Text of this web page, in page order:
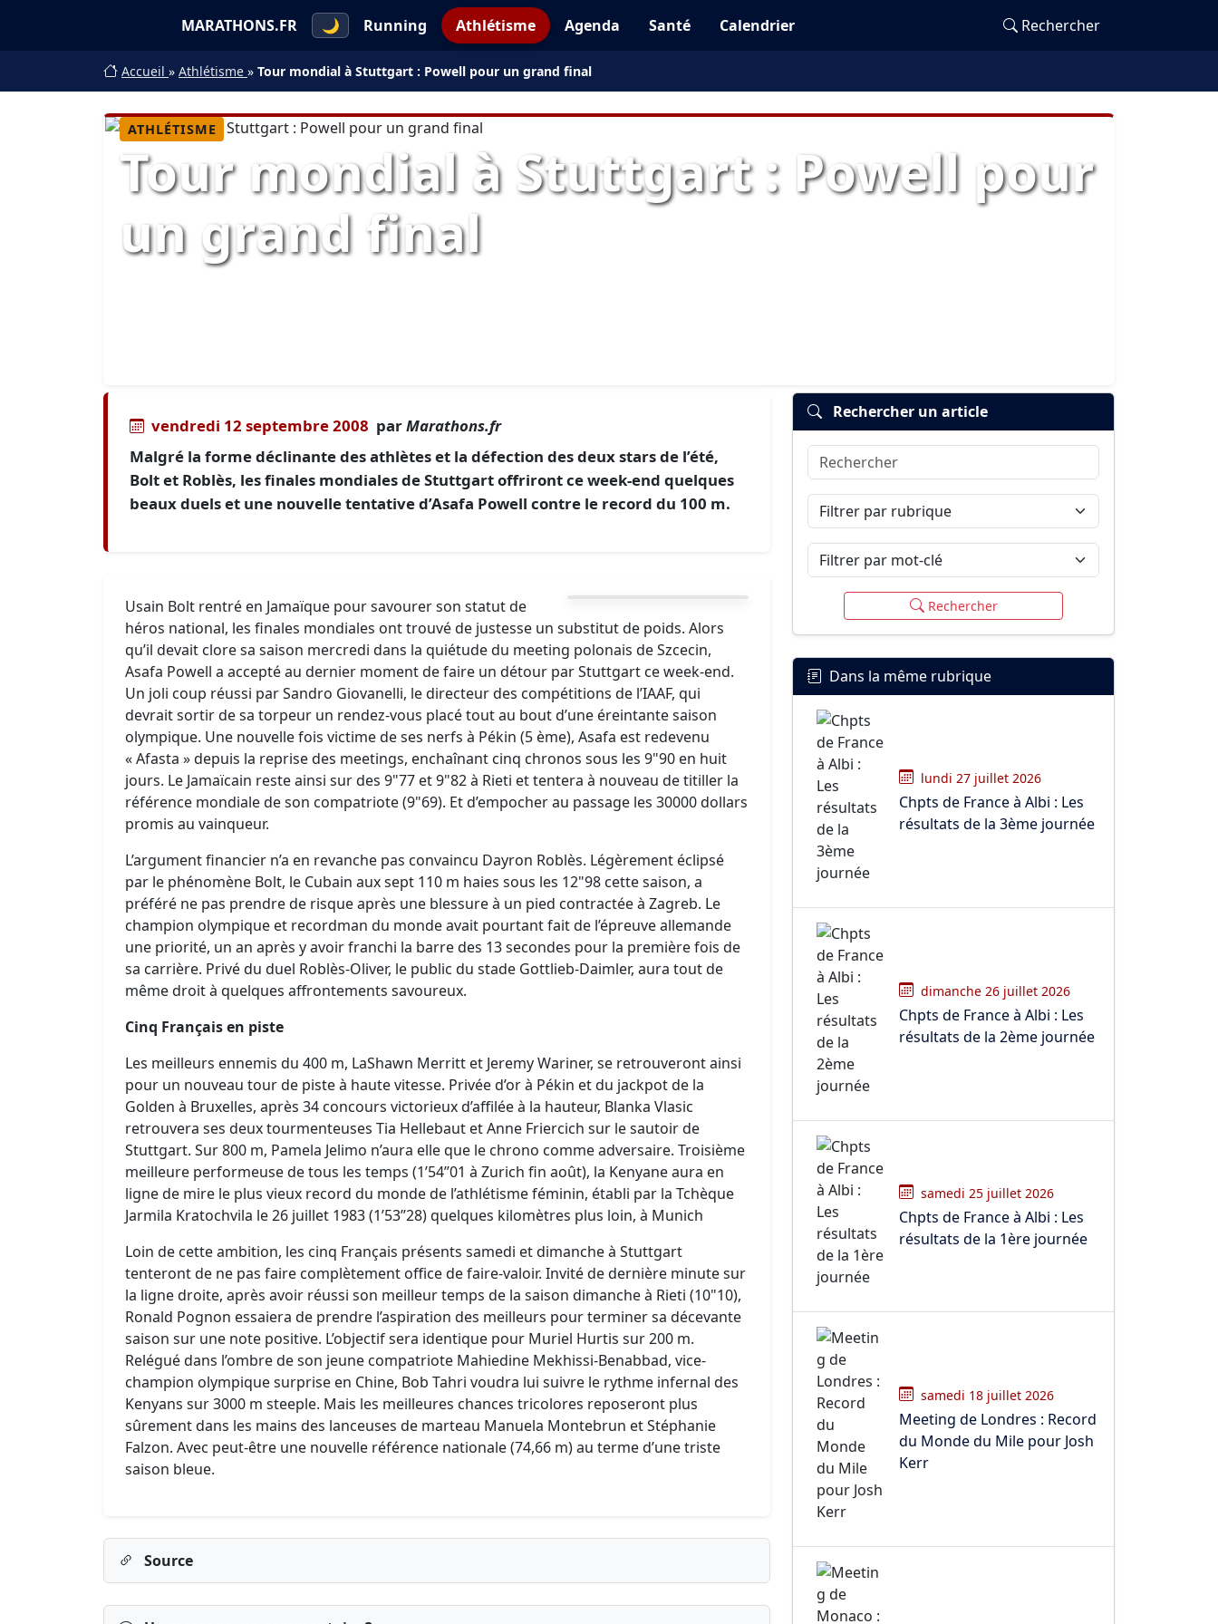
MARATHONS.FR 🌙 Running Athlétisme Agenda Santé Calendrier Rechercher
Accueil » Athlétisme » Tour mondial à Stuttgart : Powell pour un grand final
ATHLÉTISME
Tour mondial à Stuttgart : Powell pour
un grand final
vendredi 12 septembre 2008 parMarathons.fr
Malgré la forme déclinante des athlètes et la défection des deux stars de l’été,
Bolt et Roblès, les finales mondiales de Stuttgart offriront ce week-end quelques
beaux duels et une nouvelle tentative d’Asafa Powell contre le record du 100 m.
Usain Bolt rentré en Jamaïque pour savourer son statut de
héros national, les finales mondiales ont trouvé de justesse un substitut de poids. Alors
qu’il devait clore sa saison mercredi dans la quiétude du meeting polonais de Szcecin,
Asafa Powell a accepté au dernier moment de faire un détour par Stuttgart ce week-end.
Un joli coup réussi par Sandro Giovanelli, le directeur des compétitions de l’IAAF, qui
devrait sortir de sa torpeur un rendez-vous placé tout au bout d’une éreintante saison
olympique. Une nouvelle fois victime de ses nerfs à Pékin (5 ème), Asafa est redevenu
« Afasta » depuis la reprise des meetings, enchaînant cinq chronos sous les 9"90 en huit
jours. Le Jamaïcain reste ainsi sur des 9"77 et 9"82 à Rieti et tentera à nouveau de titiller la
référence mondiale de son compatriote (9"69). Et d’empocher au passage les 30000 dollars
promis au vainqueur.
L’argument financier n’a en revanche pas convaincu Dayron Roblès. Légèrement éclipsé
par le phénomène Bolt, le Cubain aux sept 110 m haies sous les 12"98 cette saison, a
préféré ne pas prendre de risque après une blessure à un pied contractée à Zagreb. Le
champion olympique et recordman du monde avait pourtant fait de l’épreuve allemande
une priorité, un an après y avoir franchi la barre des 13 secondes pour la première fois de
sa carrière. Privé du duel Roblès-Oliver, le public du stade Gottlieb-Daimler, aura tout de
même droit à quelques affrontements savoureux.
Cinq Français en piste
Les meilleurs ennemis du 400 m, LaShawn Merritt et Jeremy Wariner, se retrouveront ainsi
pour un nouveau tour de piste à haute vitesse. Privée d’or à Pékin et du jackpot de la
Golden à Bruxelles, après 34 concours victorieux d’affilée à la hauteur, Blanka Vlasic
retrouvera ses deux tourmenteuses Tia Hellebaut et Anne Friercich sur le sautoir de
Stuttgart. Sur 800 m, Pamela Jelimo n’aura elle que le chrono comme adversaire. Troisième
meilleure performeuse de tous les temps (1’54’’01 à Zurich fin août), la Kenyane aura en
ligne de mire le plus vieux record du monde de l’athlétisme féminin, établi par la Tchèque
Jarmila Kratochvila le 26 juillet 1983 (1’53’’28) quelques kilomètres plus loin, à Munich
Loin de cette ambition, les cinq Français présents samedi et dimanche à Stuttgart
tenteront de ne pas faire complètement office de faire-valoir. Invité de dernière minute sur
la ligne droite, après avoir réussi son meilleur temps de la saison dimanche à Rieti (10"10),
Ronald Pognon essaiera de prendre l’aspiration des meilleurs pour terminer sa décevante
saison sur une note positive. L’objectif sera identique pour Muriel Hurtis sur 200 m.
Relégué dans l’ombre de son jeune compatriote Mahiedine Mekhissi-Benabbad, vice-
champion olympique surprise en Chine, Bob Tahri voudra lui suivre le rythme infernal des
Kenyans sur 3000 m steeple. Mais les meilleures chances tricolores reposeront plus
sûrement dans les mains des lanceuses de marteau Manuela Montebrun et Stéphanie
Falzon. Avec peut-être une nouvelle référence nationale (74,66 m) au terme d’une triste
saison bleue.
Source
Rechercher un article
Rechercher
Filtrer par rubrique
Filtrer par mot-clé
Rechercher
Dans la même rubrique
lundi 27 juillet 2026
Chpts de France à Albi : Les
résultats de la 3ème journée
dimanche 26 juillet 2026
Chpts de France à Albi : Les
résultats de la 2ème journée
samedi 25 juillet 2026
Chpts de France à Albi : Les
résultats de la 1ère journée
samedi 18 juillet 2026
Meeting de Londres : Record
du Monde du Mile pour Josh
Kerr